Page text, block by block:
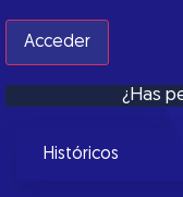
¿Has
Históricos